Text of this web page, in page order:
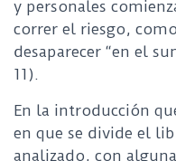
y personales
correr el riesgo,
desaparecer “en el
11).
En la introducción
en que se divide el
analizado, con